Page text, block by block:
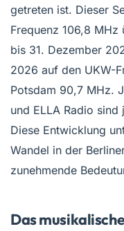
getreten ist. Dieser
Frequenz 106,8
bis 31. Dezember
2026 auf den UKW-
Potsdam 90,7 MHz.
und ELLA Radio
Diese Entwicklung
Wandel in der
zunehmende
Das